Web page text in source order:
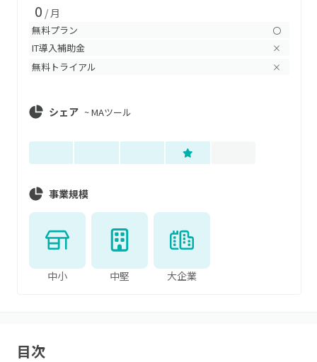
0 / 月
無料プラン 〇
IT導入補助金 ×
無料トライアル ×
シェア ~MAツール
事業規模
中小 中堅 大企業
目次